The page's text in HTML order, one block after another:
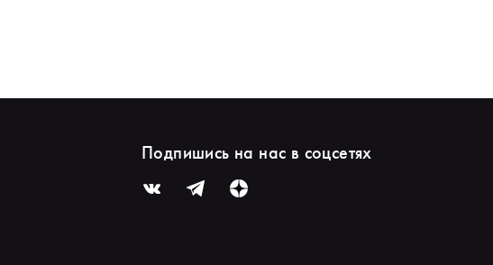
Подпишись на нас в соцсетях